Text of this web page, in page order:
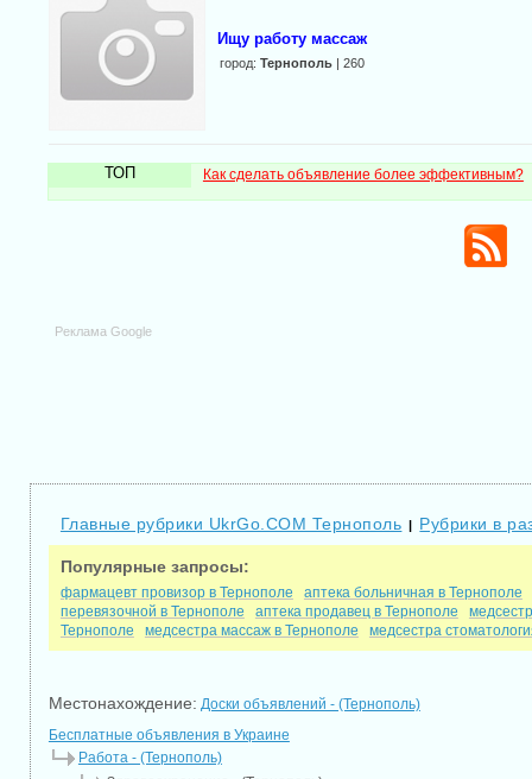
Ищу работу массаж
город: Тернополь| 260
ТОП Как сделать объявление более эффективным?
Реклама Google
Главные рубрики UkrGo.COM Тернополь | Рубрики в
Популярные запросы:
фармацевт провизор в Тернополе
аптека больничная в Тернополе
перевязочной в Тернополе
аптека продавец в Тернополе
Тернополе
медсестра массаж в Тернополе медсестра
Местонахождение: Доски объявлений - (Тернополь)
Бесплатные объявления в Украине
Работа - (Тернополь)